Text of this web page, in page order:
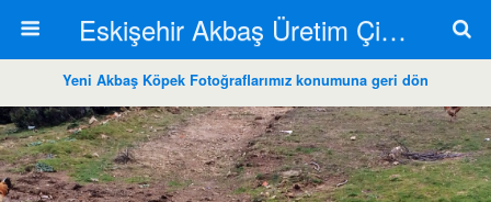
Eskişehir Akbaş Üretim Çiftliği
Yeni Akbaş Köpek Fotoğraflarımız konumuna geri dön